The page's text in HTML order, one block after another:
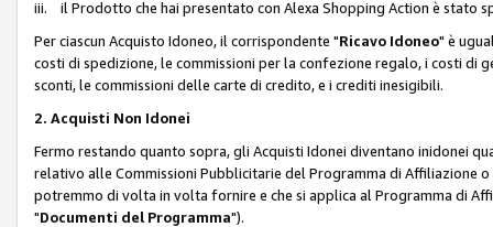
iii. il Prodotto che hai presentato con Alexa Shopping Action è stato
Per ciascun Acquisto Idoneo, il corrispondente "Ricavo Idoneo" è
costi di spedizione, le commissioni per la confezione regalo, i costi di
sconti, le commissioni delle carte di credito, e i crediti inesigibili.
2. Acquisti Non Idonei
Fermo restando quanto sopra, gli Acquisti Idonei diventano inidonei
relativo alle Commissioni Pubblicitarie del Programma di Affiliazione
potremmo di volta in volta fornire e che si applica al Programma di
"Documenti del Programma").